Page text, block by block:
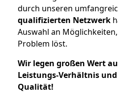
durch unseren
qualifizierten Netzwerk
Auswahl an
Problem löst.
Wir legen großen Wert
Leistungs-Verhältnis
Qualität!